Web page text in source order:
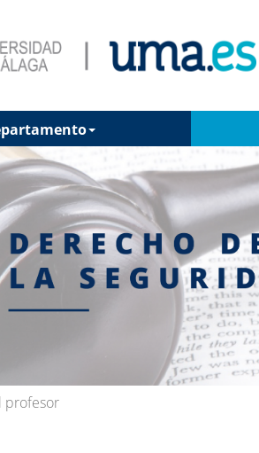
profesor